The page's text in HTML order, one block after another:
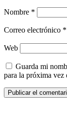
Nombre *
Correo electrónico *
Web
Guarda mi
para la próxima vez